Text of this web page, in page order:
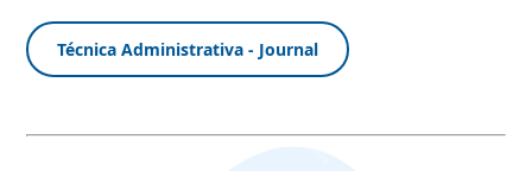
Técnica Administrativa - Journal